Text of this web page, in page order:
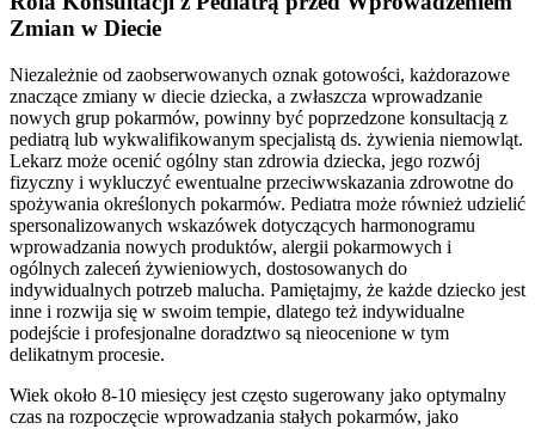
Zmian w Diecie
Niezależnie od zaobserwowanych oznak gotowości, każdorazowe
znaczące zmiany w diecie dziecka, a zwłaszcza wprowadzanie
nowych grup pokarmów, powinny być poprzedzone konsultacją z
pediatrą lub wykwalifikowanym specjalistą ds. żywienia niemowląt.
Lekarz może ocenić ogólny stan zdrowia dziecka, jego rozwój
fizyczny i wykluczyć ewentualne przeciwwskazania zdrowotne do
spożywania określonych pokarmów. Pediatra może również udzielić
spersonalizowanych wskazówek dotyczących harmonogramu
wprowadzania nowych produktów, alergii pokarmowych i
ogólnych zaleceń żywieniowych, dostosowanych do
indywidualnych potrzeb malucha. Pamiętajmy, że każde dziecko jest
inne i rozwija się w swoim tempie, dlatego też indywidualne
podejście i profesjonalne doradztwo są nieocenione w tym
delikatnym procesie.
Wiek około 8-10 miesięcy jest często sugerowany jako optymalny
czas na rozpoczęcie wprowadzania stałych pokarmów, jako